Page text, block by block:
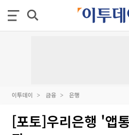
이투데이 금융 은행
[포토]우리은행 '앱